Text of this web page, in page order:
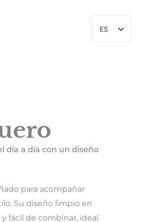
ES
EN
día a día con un diseño
para acompañar
Su diseño limpio en
fácil de combinar, ideal